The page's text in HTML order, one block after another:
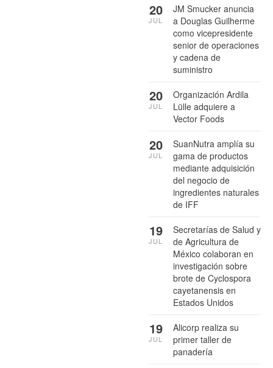
JM Smucker anuncia
a Douglas Guilherme
como vicepresidente
senior de operaciones
y cadena de
suministro
20
JUL
Organización Ardila
Lülle adquiere a
Vector Foods
20
JUL
SuanNutra amplía su
gama de productos
mediante adquisición
del negocio de
ingredientes naturales
de IFF
20
JUL
Secretarías de Salud y
de Agricultura de
México colaboran en
investigación sobre
brote de Cyclospora
cayetanensis en
Estados Unidos
19
JUL
Alicorp realiza su
primer taller de
panadería
19
JUL